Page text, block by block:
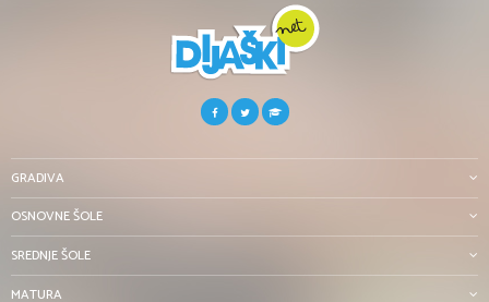
GRADIVA
OSNOVNE ŠOLE
SREDNJE ŠOLE
MATURA